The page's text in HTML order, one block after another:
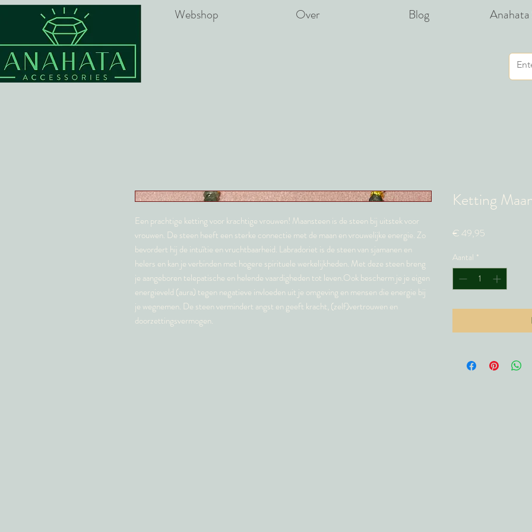
Webshop Over Blog Anahata
Een prachtige ketting voor krachtige vrouwen! Maansteen is de steen bij uitstek voor
vrouwen. De steen heeft een sterke connectie met de maan en vrouwelijke energie. Zo
bevordert hij de intuïtie en vruchtbaarheid. Labradoriet is de steen van sjamanen en
helers en kan je verbinden met hogere spirituele werkelijkheden. Met deze steen breng
je aangeboren telepatische en helende vaardigheden tot leven.Ook bescherm je je eigen
energieveld (aura) tegen negatieve invloeden uit je omgeving en mensen die energie bij
je wegnemen. De steen vermindert angst en geeft kracht, (zelf)vertrouwen en
doorzettingsvermogen.
Ketting
€ 49,95
Aantal *